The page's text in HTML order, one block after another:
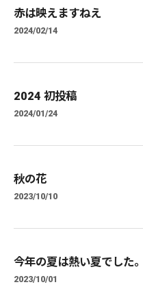
赤は映えますねえ
2024/02/14
2024 初投稿
2024/01/24
秋の花
2023/10/10
今年の夏は熱い夏でした。
2023/10/01